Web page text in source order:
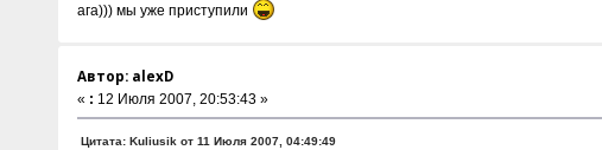
ага))) мы уже приступили
Автор: alexD
« : 12 Июля 2007, 20:53:43 »
Цитата: Kuliusik от 11 Июля 2007, 04:49:49